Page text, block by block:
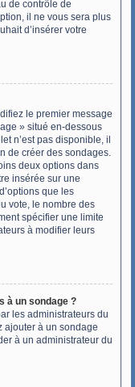
de contrôle de
il ne vous sera plus
d’insérer votre
le premier message
» situé en-dessous
n’est pas disponible, il
de créer des sondages.
deux options dans
insérée sur une
que les
vote, le nombre des
spécifier une limite
à modifier leurs
à un sondage ?
les administrateurs du
ajouter à un sondage
à un administrateur du